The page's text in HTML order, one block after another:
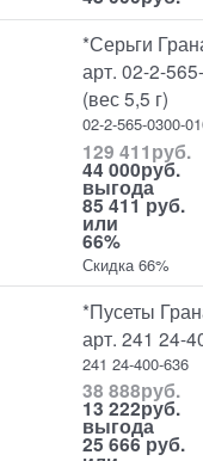
*Серьги
арт. 02-2-
(вес 5,5 г)
02-2-565-0300-
129 411руб.
44 000руб.
выгода
85 411 руб.
или
66%
Скидка 66%
*Пусеты
арт. 241 24-
241 24-400-636
38 888руб.
13 222руб.
выгода
25 666 руб.